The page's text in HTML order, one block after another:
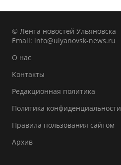
© Лента новостей Ульяновска
Email: info@ulyanovsk-news.ru
О нас
Контакты
Редакционная политика
Политика конфиденциальности
Правила пользования сайтом
Архив